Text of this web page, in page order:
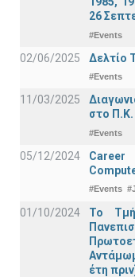
26
#Events
02/06/2025 Δελτίο
#Events
11/03/2025
στο Π.Κ.
#Events
05/12/2024
#Events
01/10/2024
Το
έτη